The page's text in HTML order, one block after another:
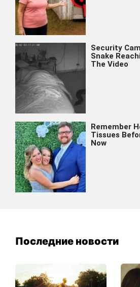
Последние новости